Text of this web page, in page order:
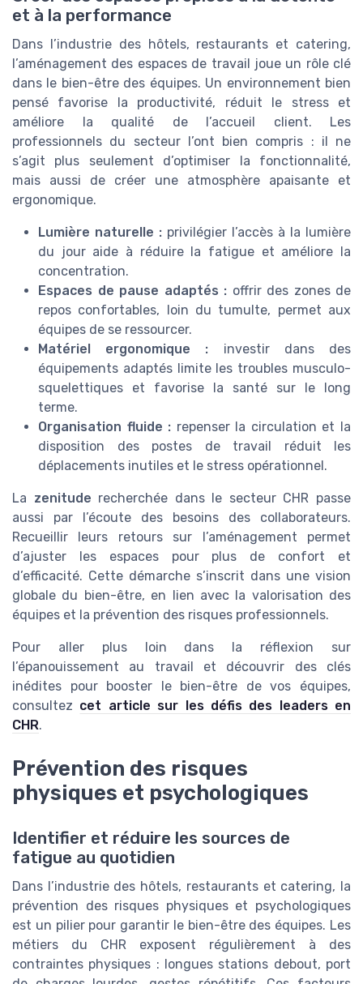
et à la performance
Dans l’industrie des hôtels, restaurants et catering,
l’aménagement des espaces de travail joue un rôle clé
dans le bien-être des équipes. Un environnement bien
pensé favorise la productivité, réduit le stress et
améliore la qualité de l’accueil client. Les
professionnels du secteur l’ont bien compris : il ne
s’agit plus seulement d’optimiser la fonctionnalité,
mais aussi de créer une atmosphère apaisante et
ergonomique.
Lumière naturelle : privilégier l’accès à la lumière
du jour aide à réduire la fatigue et améliore la
concentration.
Espaces de pause adaptés : offrir des zones de
repos confortables, loin du tumulte, permet aux
équipes de se ressourcer.
Matériel ergonomique : investir dans des
équipements adaptés limite les troubles musculo-
squelettiques et favorise la santé sur le long
terme.
Organisation fluide : repenser la circulation et la
disposition des postes de travail réduit les
déplacements inutiles et le stress opérationnel.
La zenitude recherchée dans le secteur CHR passe
aussi par l’écoute des besoins des collaborateurs.
Recueillir leurs retours sur l’aménagement permet
d’ajuster les espaces pour plus de confort et
d’efficacité. Cette démarche s’inscrit dans une vision
globale du bien-être, en lien avec la valorisation des
équipes et la prévention des risques professionnels.
Pour aller plus loin dans la réflexion sur
l’épanouissement au travail et découvrir des clés
inédites pour booster le bien-être de vos équipes,
consultez cet article sur les défis des leaders en
CHR.
Prévention des risques
physiques et psychologiques
Identifier et réduire les sources de
fatigue au quotidien
Dans l’industrie des hôtels, restaurants et catering, la
prévention des risques physiques et psychologiques
est un pilier pour garantir le bien-être des équipes. Les
métiers du CHR exposent régulièrement à des
contraintes physiques : longues stations debout, port